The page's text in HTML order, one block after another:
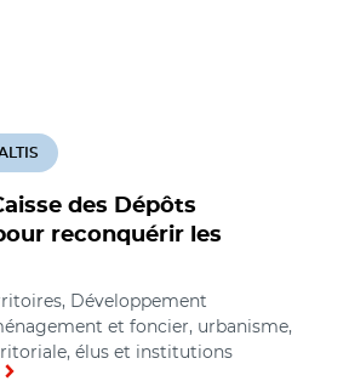
des Dépôts
reconquérir les
Développement
et foncier, urbanisme,
élus et institutions